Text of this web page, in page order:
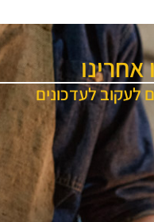
לעקוב לעדכונים